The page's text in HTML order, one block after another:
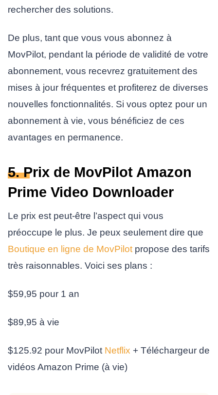
rechercher des solutions.
De plus, tant que vous vous abonnez à
MovPilot, pendant la période de validité de votre
abonnement, vous recevrez gratuitement des
mises à jour fréquentes et profiterez de diverses
nouvelles fonctionnalités. Si vous optez pour un
abonnement à vie, vous bénéficiez de ces
avantages en permanence.
5. Prix de MovPilot Amazon
Prime Video Downloader
Le prix est peut-être l’aspect qui vous
préoccupe le plus. Je peux seulement dire que
Boutique en ligne de MovPilotpropose des tarifs
très raisonnables. Voici ses plans :
$59,95 pour 1 an
$89,95 à vie
$125.92 pour MovPilot Netflix + Téléchargeur de
vidéos Amazon Prime (à vie)